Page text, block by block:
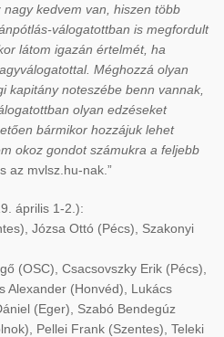
kedvem van, hiszen több
válogatottban is megfordult
látom igazán értelmét, ha
Méghozzá olyan
kapitány noteszébe benn vannak,
olyan edzéseket
bármikor hozzájuk lehet
okoz gondot számukra a feljebb
az mvlsz.hu-nak.”
április 1-2.):
Józsa Ottó (Pécs), Szakonyi
(OSC), Csacsovszky Erik (Pécs),
Alexander (Honvéd), Lukács
(Eger), Szabó Bendegúz
Pellei Frank (Szentes), Teleki